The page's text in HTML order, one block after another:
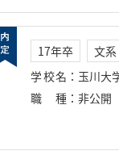
17年卒 文系
学校名 ： 玉川大
職種 ： 非公開